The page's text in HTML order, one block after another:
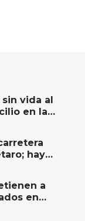
vida al
en la
San Juan del
hay
a
en